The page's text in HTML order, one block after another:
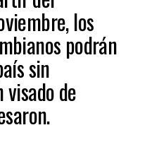
los
podrán
sin
visado de